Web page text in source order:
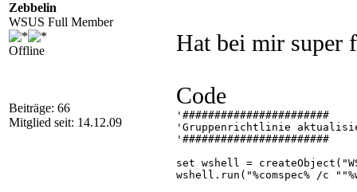
Zebbelin
WSUS Full Member
Offline
Beiträge: 66
Mitglied seit: 14.12.09
Hat bei mir super
Code
'#######################
'Gruppenrichtlinie
'#######################
set wshell =
wshell.run("%comspec% /c